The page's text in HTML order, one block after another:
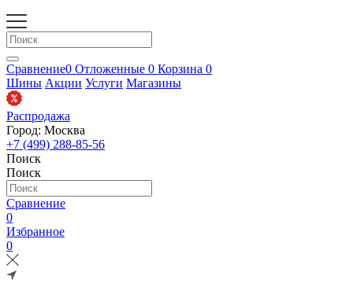
Сравнение0 Отложенные 0 Корзина 0
Шины Акции Услуги Магазины
Распродажа
Город: Москва
+7 (499) 288-85-56
Поиск
Поиск
Сравнение
0
Избранное
0